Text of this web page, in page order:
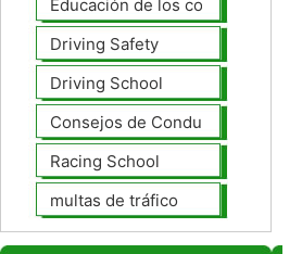
Educación de los conductores
Driving Safety
Driving School
Consejos de Conducción
Racing School
multas de tráfico